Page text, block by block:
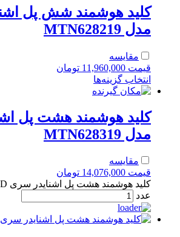
مدل MTN628219
مقایسه
قیمت 11,960,000 تومان
انتخاب گزینه‌ها
مدل MTN628319
مقایسه
قیمت 14,076,000 تومان
عدد